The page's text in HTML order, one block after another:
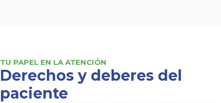
TU PAPEL EN LA ATENCIÓN
Derechos y deberes del
paciente